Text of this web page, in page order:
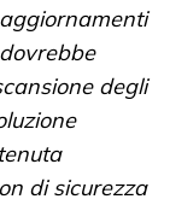
degli
di sicurezza